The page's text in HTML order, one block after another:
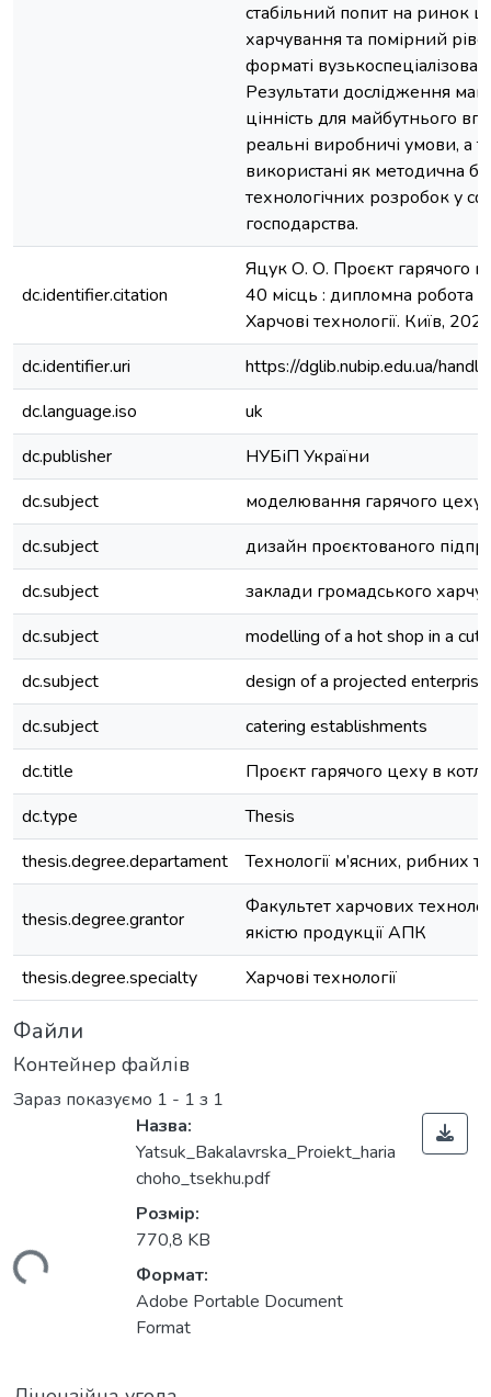
стабільний попит на ринок
харчування та помірний
форматі
Результати дослідження
цінність для майбутнього
реальні виробничі умови, а
використані як методична
технологічних розробок у
господарства.
dc.identifier.citation
Яцук О. О. Проєкт гарячого
40 місць : дипломна робота
Харчові технології. Київ,
dc.identifier.uri
https://dglib.nubip.edu.ua/
dc.language.iso
uk
dc.publisher
НУБіП України
dc.subject
моделювання гарячого цеху
dc.subject
дизайн проєктованого
dc.subject
заклади громадського
dc.subject
modelling of a hot shop in a
dc.subject
design of a projected enterprise
dc.subject
catering establishments
dc.title
Проєкт гарячого цеху в
dc.type
Thesis
thesis.degree.departament
Технології м’ясних, рибних
thesis.degree.grantor
Факультет харчових
якістю продукції АПК
thesis.degree.specialty
Харчові технології
Файли
Контейнер файлів
Зараз показуємо 1 - 1 з 1
Назва:
Yatsuk_Bakalavrska_Proiekt_haria
choho_tsekhu.pdf
Розмір:
770,8 KB
Формат:
Adobe Portable Document
Format